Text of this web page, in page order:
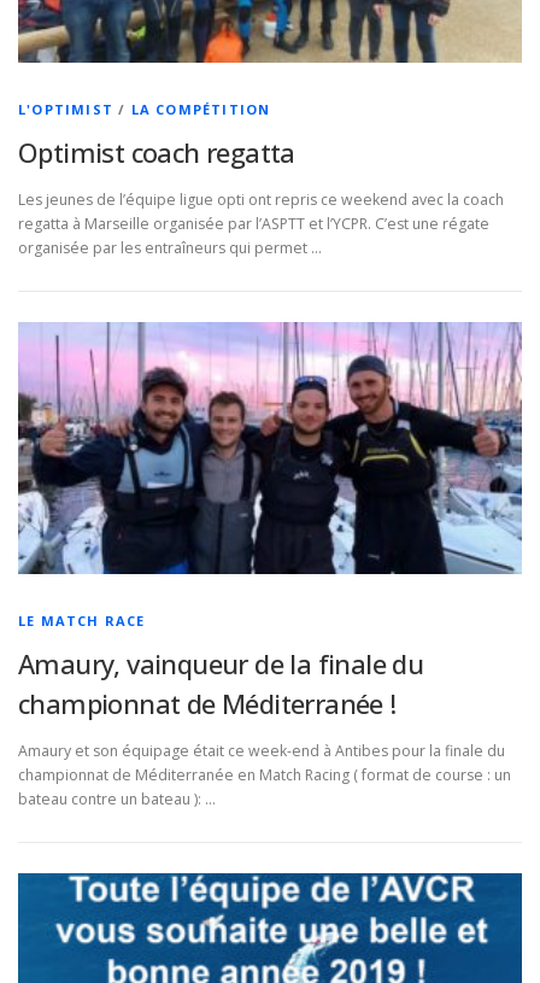
L'OPTIMIST / LA COMPÉTITION
Optimist coach regatta
Les jeunes de l’équipe ligue opti ont repris ce weekend avec la coach
regatta à Marseille organisée par l’ASPTT et l’YCPR. C’est une régate
organisée par les entraîneurs qui permet …
LE MATCH RACE
Amaury, vainqueur de la finale du
championnat de Méditerranée !
Amaury et son équipage était ce week-end à Antibes pour la finale du
championnat de Méditerranée en Match Racing ( format de course : un
bateau contre un bateau ): …